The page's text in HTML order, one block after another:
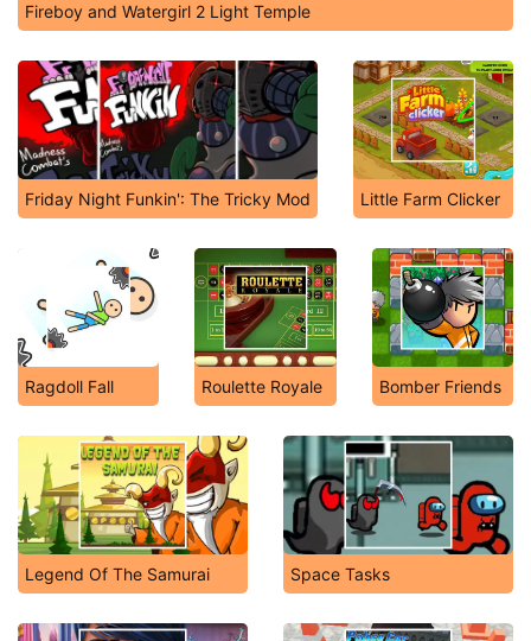
Fireboy and Watergirl 2 Light Temple
Friday Night Funkin': The Tricky Mod Little Farm Clicker
Ragdoll Fall Roulette Royale Bomber Friends
Legend Of The Samurai Space Tasks